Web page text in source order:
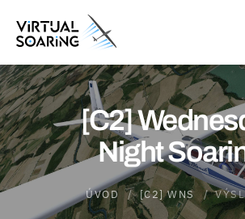
[C2]
Night
ÚVOD [C2] WNS